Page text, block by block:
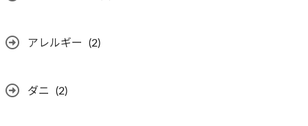
アレルギー (2)
ダニ (2)